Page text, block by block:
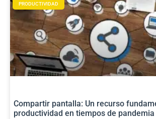
PRODUCTIVIDAD
Compartir pantalla: Un recurso
productividad en tiempos de pandemia